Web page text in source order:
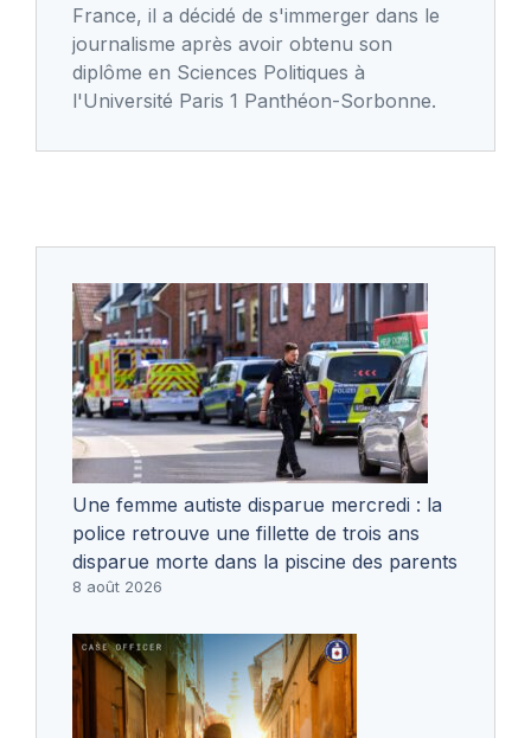
France, il a décidé de s'immerger dans le
journalisme après avoir obtenu son
diplôme en Sciences Politiques à
l'Université Paris 1 Panthéon-Sorbonne.
Une femme autiste disparue mercredi : la
police retrouve une fillette de trois ans
disparue morte dans la piscine des parents
8 août 2026